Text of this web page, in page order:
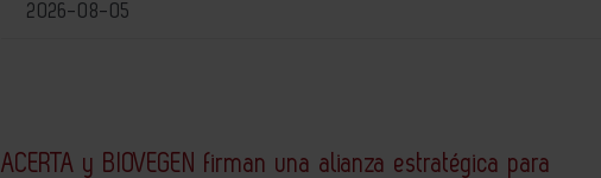
2026-08-05
ACERTA y BIOVEGEN firman una alianza estratégica para